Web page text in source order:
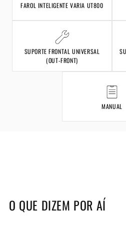
FAROL INTELIGENTE VARIA UT800
SUPORTE FRONTAL UNIVERSAL
(OUT-FRONT)
MANUAL
O QUE DIZEM POR AÍ